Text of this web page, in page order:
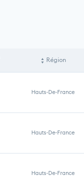
Région
Hauts-De-France
Hauts-De-France
Hauts-De-France